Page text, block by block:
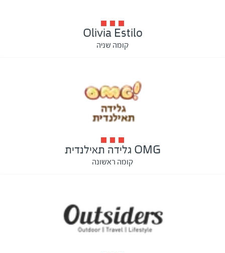
Olivia Estilo
קומה שניה
OMG גלידה תאילנדית
קומה ראשונה